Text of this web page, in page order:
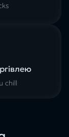
chill